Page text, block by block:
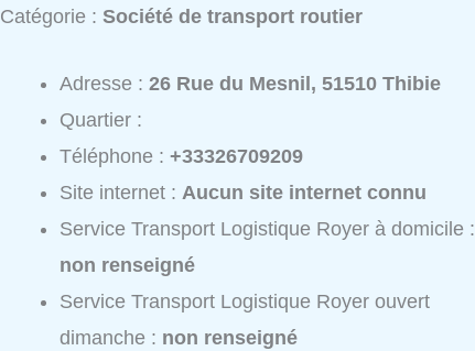
Catégorie :Société de transport routier
Adresse :26 Rue du Mesnil, 51510 Thibie
Quartier :
Téléphone :+33326709209
Site internet :Aucun site internet connu
Service Transport Logistique Royer à domicile :
non renseigné
Service Transport Logistique Royer ouvert
dimanche : non renseigné